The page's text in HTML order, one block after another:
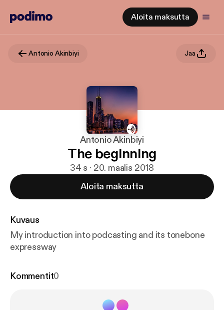
Aloita maksutta
Antonio Akinbiyi Jaa
Antonio Akinbiyi
The beginning
34 s · 20. maalis 2018
Aloita maksutta
Kuvaus
My introduction into podcasting and its tonebone
expressway
Kommentit0